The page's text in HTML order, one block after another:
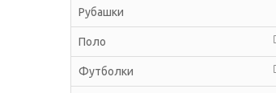
Рубашки
Поло
Футболки